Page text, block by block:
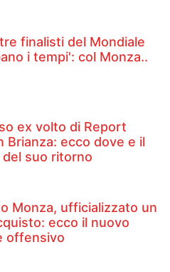
finalisti del Mondiale
i tempi': col Monza..
ex volto di Report
Brianza: ecco dove e il
suo ritorno
Monza, ufficializzato un
ecco il nuovo
offensivo